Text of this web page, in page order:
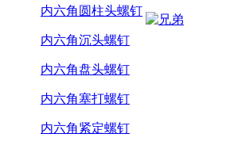
内六角圆柱头螺钉
内六角沉头螺钉
内六角盘头螺钉
内六角塞打螺钉
内六角紧定螺钉